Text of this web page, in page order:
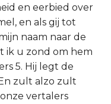
en eerbied over
en als gij tot
naam naar de
ik u zond om hem
5. Hij legt de
zult alzo zult
vertalers